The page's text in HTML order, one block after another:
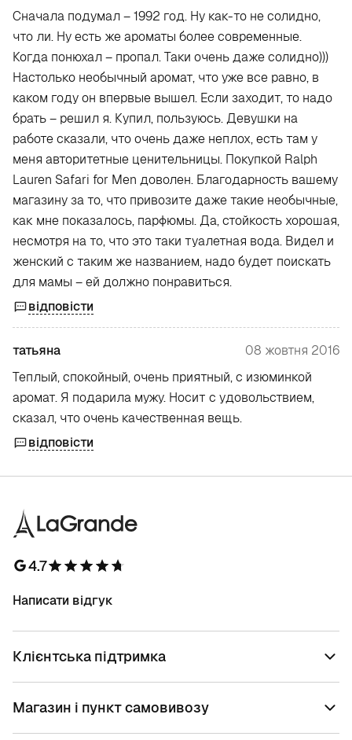
Сначала подумал – 1992 год. Ну как-то не солидно,
что ли. Ну есть же ароматы более современные.
Когда понюхал – пропал. Таки очень даже солидно)))
Настолько необычный аромат, что уже все равно, в
каком году он впервые вышел. Если заходит, то надо
брать – решил я. Купил, пользуюсь. Девушки на
работе сказали, что очень даже неплох, есть там у
меня авторитетные ценительницы. Покупкой Ralph
Lauren Safari for Men доволен. Благодарность вашему
магазину за то, что привозите даже такие необычные,
как мне показалось, парфюмы. Да, стойкость хорошая,
несмотря на то, что это таки туалетная вода. Видел и
женский с таким же названием, надо будет поискать
для мамы – ей должно понравиться.
відповісти
татьяна
08 жовтня 2016
Теплый, спокойный, очень приятный, с изюминкой
аромат. Я подарила мужу. Носит с удовольствием,
сказал, что очень качественная вещь.
відповісти
4.7
Написати відгук
Клієнтська підтримка
Магазин і пункт самовивозу